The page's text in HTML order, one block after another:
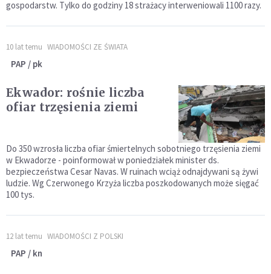
gospodarstw. Tylko do godziny 18 strażacy interweniowali 1100 razy.
10 lat temu WIADOMOŚCI ZE ŚWIATA
PAP / pk
Ekwador: rośnie liczba
ofiar trzęsienia ziemi
Do 350 wzrosła liczba ofiar śmiertelnych sobotniego trzęsienia ziemi
w Ekwadorze - poinformował w poniedziałek minister ds.
bezpieczeństwa Cesar Navas. W ruinach wciąż odnajdywani są żywi
ludzie. Wg Czerwonego Krzyża liczba poszkodowanych może sięgać
100 tys.
12 lat temu WIADOMOŚCI Z POLSKI
PAP / kn